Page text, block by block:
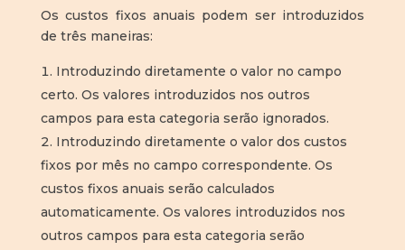
Os custos fixos anuais podem ser introduzidos
de três maneiras:
Introduzindo diretamente o valor no campo
certo. Os valores introduzidos nos outros
campos para esta categoria serão ignorados.
Introduzindo diretamente o valor dos custos
fixos por mês no campo correspondente. Os
custos fixos anuais serão calculados
automaticamente. Os valores introduzidos nos
outros campos para esta categoria serão